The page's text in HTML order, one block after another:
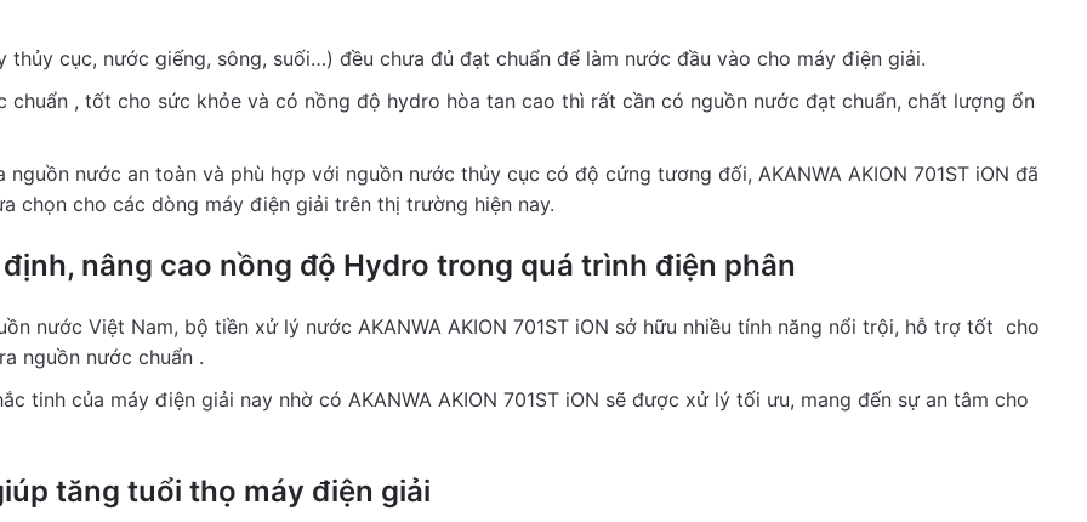
cục, nước giếng, sông, suối…) đều chưa đủ đạt chuẩn để làm nước đầu vào cho máy điện giải.
, tốt cho sức khỏe và có nồng độ hydro hòa tan cao thì rất cần có nguồn nước đạt chuẩn, chất lượng ổn
nước an toàn và phù hợp với nguồn nước thủy cục có độ cứng tương đối, AKANWA AKION 701ST iON đã
chọn cho các dòng máy điện giải trên thị trường hiện nay.
nâng cao nồng độ Hydro trong quá trình điện phân
nước Việt Nam, bộ tiền xử lý nước AKANWA AKION 701ST iON sở hữu nhiều tính năng nổi trội, hỗ trợ tốt cho
nguồn nước chuẩn .
tinh của máy điện giải nay nhờ có AKANWA AKION 701ST iON sẽ được xử lý tối ưu, mang đến sự an tâm cho
tăng tuổi thọ máy điện giải